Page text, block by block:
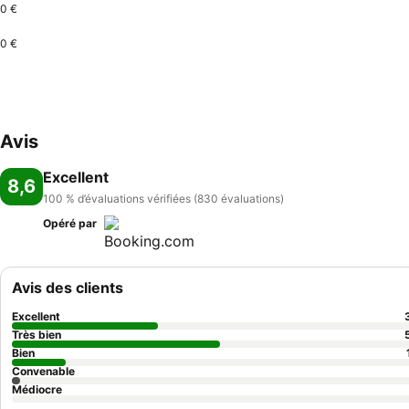
0 €
0 €
Avis
8,6 Excellent
100 % d’évaluations vérifiées (830 évaluations)
Opéré par
Avis des clients
Excellent
Très bien
Bien
Convenable
Médiocre